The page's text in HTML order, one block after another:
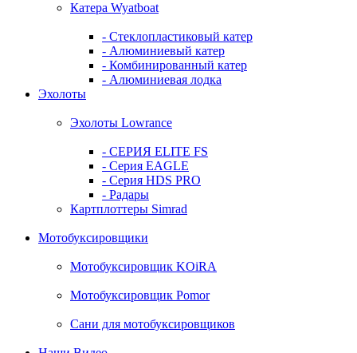
Катера Wyatboat
- Cтеклопластиковый катер
- Алюминиевый катер
- Комбинированный катер
- Алюминиевая лодка
Эхолоты
Эхолоты Lowrance
- СЕРИЯ ELITE FS
- Серия EAGLE
- Серия HDS PRO
- Радары
Картплоттеры Simrad
Мотобуксировщики
Мотобуксировщик KOiRA
Мотобуксировщик Pomor
Сани для мотобуксировщиков